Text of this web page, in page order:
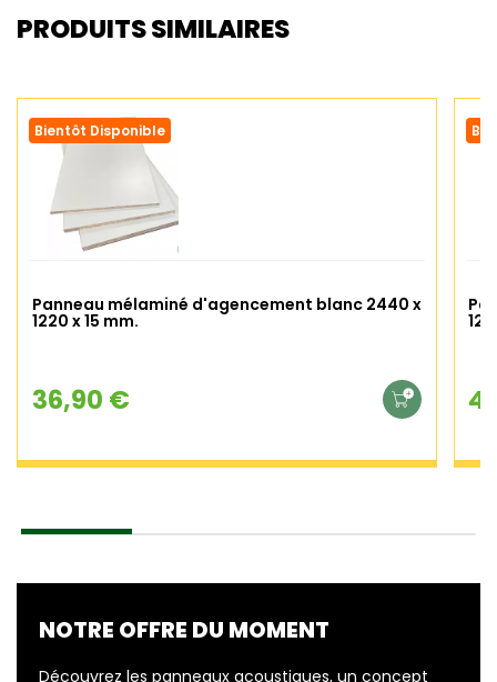
PRODUITS SIMILAIRES
Panneau mélaminé d'agencement blanc 2440 x
1220 x 15 mm.
36,90 €
Bientôt Disponible
NOTRE OFFRE DU MOMENT
Découvrez les panneaux acoustiques, un concept